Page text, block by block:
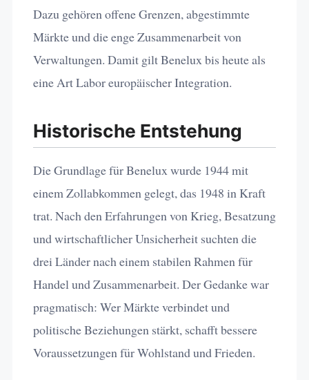
Dazu gehören offene Grenzen, abgestimmte
Märkte und die enge Zusammenarbeit von
Verwaltungen. Damit gilt Benelux bis heute als
eine Art Labor europäischer Integration.
Historische Entstehung
Die Grundlage für Benelux wurde 1944 mit
einem Zollabkommen gelegt, das 1948 in Kraft
trat. Nach den Erfahrungen von Krieg, Besatzung
und wirtschaftlicher Unsicherheit suchten die
drei Länder nach einem stabilen Rahmen für
Handel und Zusammenarbeit. Der Gedanke war
pragmatisch: Wer Märkte verbindet und
politische Beziehungen stärkt, schafft bessere
Voraussetzungen für Wohlstand und Frieden.